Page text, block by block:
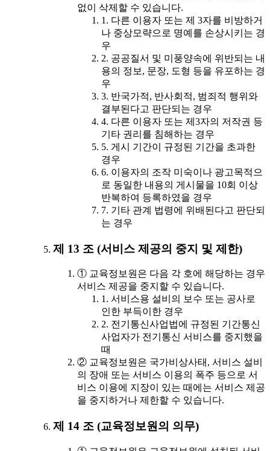
없이 삭제할 수 있습니다.
1. 다른 이용자 또는 제 3자를 비방하거
나 중상모략으로 명예를 손상시키는 경
우
2. 공공질서 및 미풍양속에 위반되는 내
용의 정보, 문장, 도형 등을 유포하는 경
우
3. 반국가적, 반사회적, 범죄적 행위와
결부된다고 판단되는 경우
4. 다른 이용자 또는 제3자의 저작권 등
기타 권리를 침해하는 경우
5. 게시 기간이 규정된 기간을 초과한
경우
6. 이용자의 조작 미숙이나 광고목적으
로 동일한 내용의 게시물을 10회 이상
반복하여 등록하였을 경우
7. 기타 관계 법령에 위배된다고 판단되
는 경우
제 13 조 (서비스 제공의 중지 및 제한)
① 교육정보원은 다음 각 호에 해당하는 경우
서비스 제공을 중지할 수 있습니다.
1. 서비스용 설비의 보수 또는 공사로
인한 부득이한 경우
2. 전기통신사업법에 규정된 기간통신
사업자가 전기통신 서비스를 중지했을
때
② 교육정보원은 국가비상사태, 서비스 설비
의 장애 또는 서비스 이용의 폭주 등으로 서
비스 이용에 지장이 있는 때에는 서비스 제공
을 중지하거나 제한할 수 있습니다.
제 14 조 (교육정보원의 의무)